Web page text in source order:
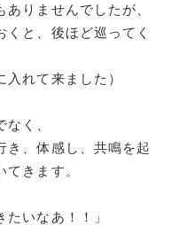
りませんでしたが、
と、後ほど巡ってく
入れて来ました）
く、
き、体感し、共鳴を起
きます。
たいなあ！！」